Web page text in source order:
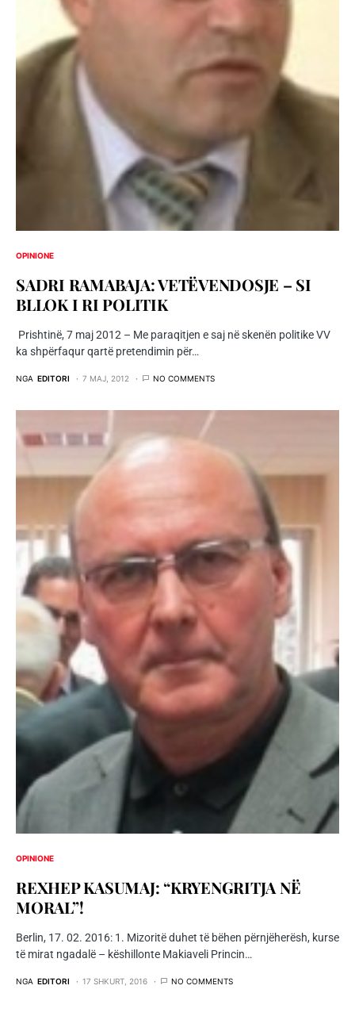
OPINIONE
SADRI RAMABAJA: VETËVENDOSJE – SI
BLLOK I RI POLITIK
Prishtinë, 7 maj 2012 – Me paraqitjen e saj në skenën politike VV
ka shpërfaqur qartë pretendimin për…
NGA EDITORI 7 MAJ, 2012 NO COMMENTS
OPINIONE
REXHEP KASUMAJ: “KRYENGRITJA NË
MORAL”!
Berlin, 17. 02. 2016: 1. Mizoritë duhet të bëhen përnjëherësh, kurse
të mirat ngadalë – këshillonte Makiaveli Princin…
NGA EDITORI 17 SHKURT, 2016 NO COMMENTS